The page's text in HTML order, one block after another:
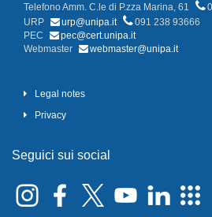
Telefono Amm. C.le di P.zza Marina, 61
URP
urp@unipa.it
091 238 93666
PEC
pec@cert.unipa.it
Webmaster
webmaster@unipa.it
Legal notes
Privacy
Seguici sui social